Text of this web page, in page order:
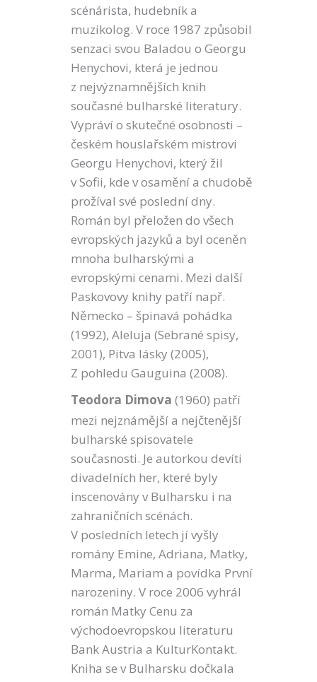
scénárista, hudebník a
muzikolog. V roce 1987 způsobil
senzaci svou Baladou o Georgu
Henychovi, která je jednou
z nejvýznamnějších knih
současné bulharské literatury.
Vypráví o skutečné osobnosti –
českém houslařském mistrovi
Georgu Henychovi, který žil
v Sofii, kde v osamění a chudobě
prožíval své poslední dny.
Román byl přeložen do všech
evropských jazyků a byl oceněn
mnoha bulharskými a
evropskými cenami. Mezi další
Paskovovy knihy patří např.
Německo – špinavá pohádka
(1992), Aleluja (Sebrané spisy,
2001), Pitva lásky (2005),
Z pohledu Gauguina (2008).
Teodora Dimova (1960) patří
mezi nejznámější a nejčtenější
bulharské spisovatele
současnosti. Je autorkou devíti
divadelních her, které byly
inscenovány v Bulharsku i na
zahraničních scénách.
V posledních letech jí vyšly
romány Emine, Adriana, Matky,
Marma, Mariam a povídka První
narozeniny. V roce 2006 vyhrál
román Matky Cenu za
východoevropskou literaturu
Bank Austria a KulturKontakt.
Kniha se v Bulharsku dočkala